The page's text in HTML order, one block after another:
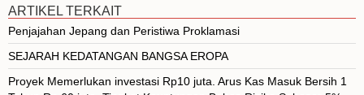
ARTIKEL TERKAIT
Penjajahan Jepang dan Peristiwa Proklamasi
SEJARAH KEDATANGAN BANGSA EROPA
Proyek Memerlukan investasi Rp10 juta. Arus Kas Masuk Bersih 1